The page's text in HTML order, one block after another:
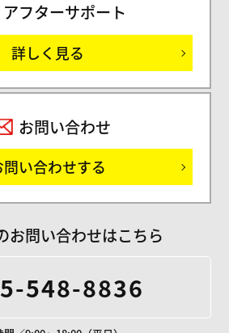
アフターサポート
詳しく見る
お問い合わせ
問い合わせする
お問い合わせはこちら
548-8836